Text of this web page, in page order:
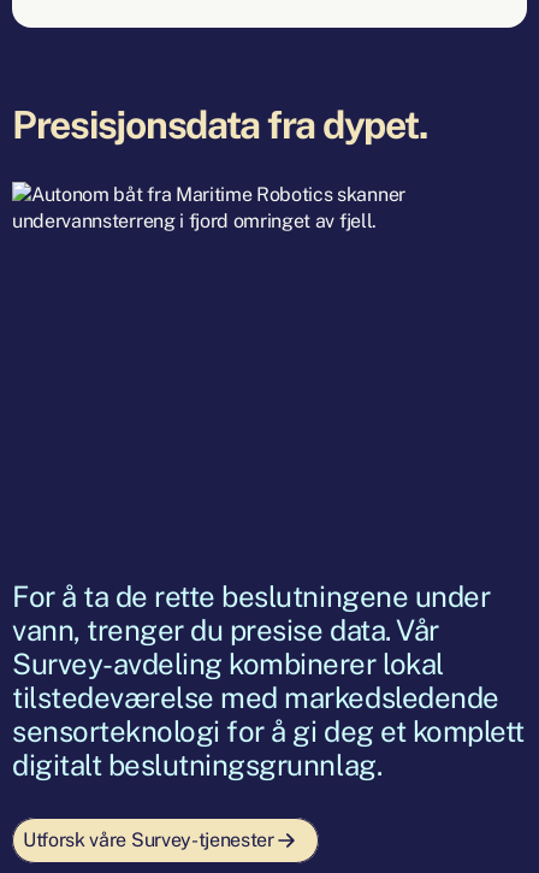
Presisjonsdata fra dypet.
For å ta de rette beslutningene under
vann, trenger du presise data. Vår
Survey-avdeling kombinerer lokal
tilstedeværelse med markedsledende
sensorteknologi for å gi deg et komplett
digitalt beslutningsgrunnlag.
Utforsk våre Survey-tjenester